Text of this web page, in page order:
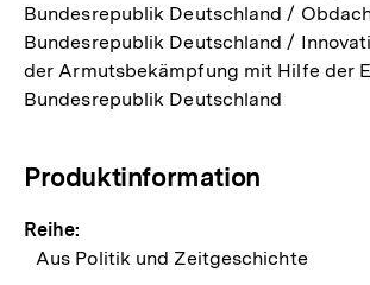
Bundesrepublik Deutschland /
Bundesrepublik Deutschland /
der Armutsbekämpfung mit Hilfe der
Bundesrepublik Deutschland
Produktinformation
Reihe:
Aus Politik und Zeitgeschichte